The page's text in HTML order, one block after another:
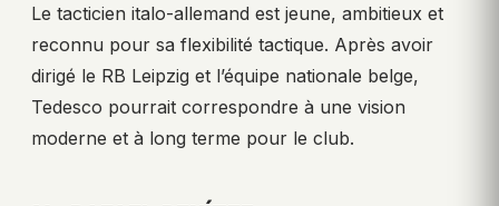
Le tacticien italo-allemand est jeune, ambitieux et
reconnu pour sa flexibilité tactique. Après avoir
dirigé le RB Leipzig et l’équipe nationale belge,
Tedesco pourrait correspondre à une vision
moderne et à long terme pour le club.